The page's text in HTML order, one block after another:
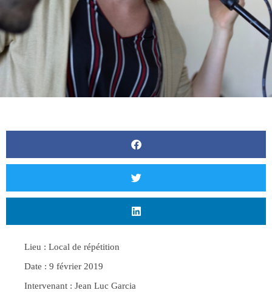
Lieu : Local de répétition
Date : 9 février 2019
Intervenant : Jean Luc Garcia